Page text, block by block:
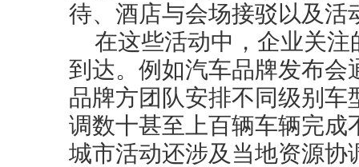
待、酒店与会场接驳以及活
在这些活动中，企业关
到达。例如汽车品牌发布
品牌方团队安排不同级别
调数十甚至上百辆车辆完
城市活动还涉及当地资源